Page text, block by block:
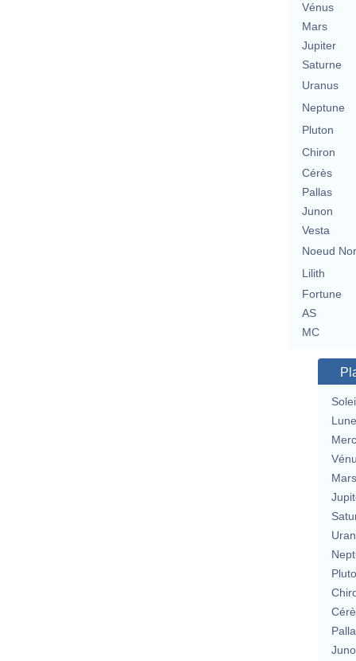
Vénus
Mars
Jupiter
Saturne
Uranus
Neptune
Pluton
Chiron
Cérès
Pallas
Junon
Vesta
Noeud
Lilith
Fortune
AS
MC
Lune
Mars